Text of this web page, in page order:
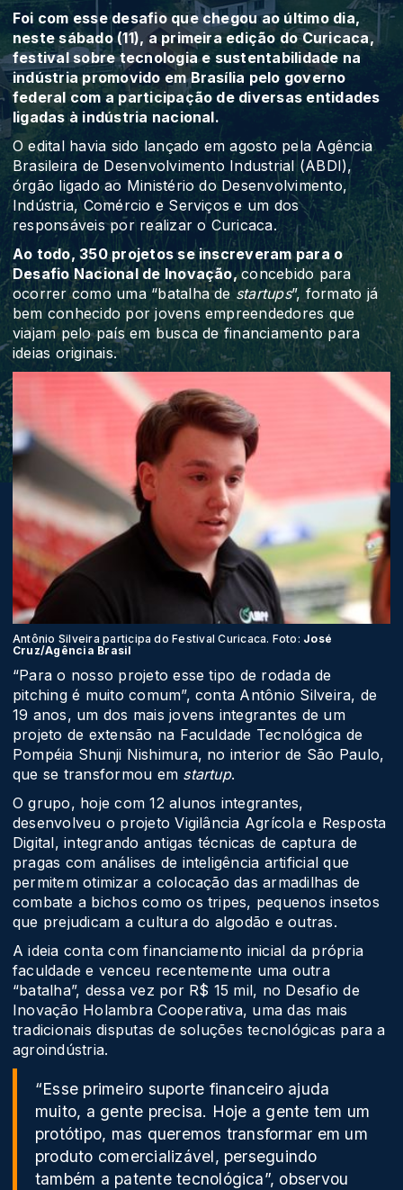
Foi com esse desafio que chegou ao último dia,
neste sábado (11), a primeira edição do Curicaca,
festival sobre tecnologia e sustentabilidade na
indústria promovido em Brasília pelo governo
federal com a participação de diversas entidades
ligadas à indústria nacional.
O edital havia sido lançado em agosto pela Agência
Brasileira de Desenvolvimento Industrial (ABDI),
órgão ligado ao Ministério do Desenvolvimento,
Indústria, Comércio e Serviços e um dos
responsáveis por realizar o Curicaca.
Ao todo, 350 projetos se inscreveram para o
Desafio Nacional de Inovação,concebido para
ocorrer como uma “batalha de startups”, formato já
bem conhecido por jovens empreendedores que
viajam pelo país em busca de financiamento para
ideias originais.
Antônio Silveira participa do Festival Curicaca. Foto: José
Cruz/Agência Brasil
“Para o nosso projeto esse tipo de rodada de
pitching é muito comum”, conta Antônio Silveira, de
19 anos, um dos mais jovens integrantes de um
projeto de extensão na Faculdade Tecnológica de
Pompéia Shunji Nishimura, no interior de São Paulo,
que se transformou em startup.
O grupo, hoje com 12 alunos integrantes,
desenvolveu o projeto Vigilância Agrícola e Resposta
Digital, integrando antigas técnicas de captura de
pragas com análises de inteligência artificial que
permitem otimizar a colocação das armadilhas de
combate a bichos como os tripes, pequenos insetos
que prejudicam a cultura do algodão e outras.
A ideia conta com financiamento inicial da própria
faculdade e venceu recentemente uma outra
“batalha”, dessa vez por R$ 15 mil, no Desafio de
Inovação Holambra Cooperativa, uma das mais
tradicionais disputas de soluções tecnológicas para a
agroindústria.
“Esse primeiro suporte financeiro ajuda
muito, a gente precisa. Hoje a gente tem um
protótipo, mas queremos transformar em um
produto comercializável, perseguindo
também a patente tecnológica”, observou